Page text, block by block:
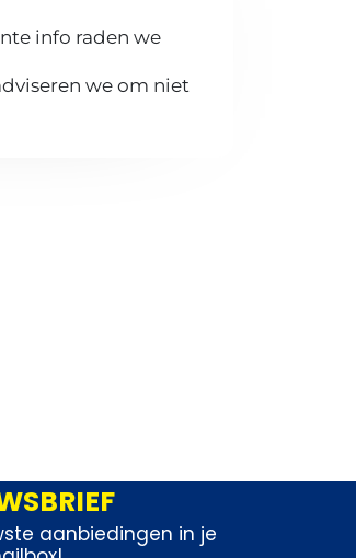
info raden we
we om niet
aanbiedingen in je